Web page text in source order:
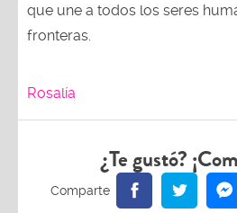
que une a todos los seres
fronteras.
Rosalía
¿Te gustó?